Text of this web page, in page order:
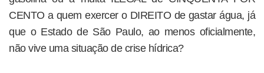
CENTO a quem exercer o DIREITO de gastar água, já
que o Estado de São Paulo, ao menos oficialmente,
não vive uma situação de crise hídrica?